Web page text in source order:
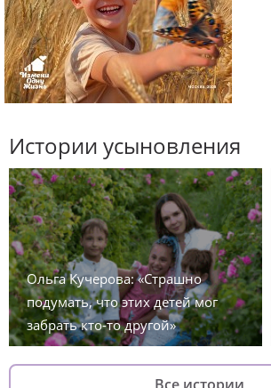
Истории усыновления
Ольга Кучерова: «Страшно
подумать, что этих детей мог
забрать кто-то другой»